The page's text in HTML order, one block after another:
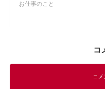
お仕事のこと
コ
コメ